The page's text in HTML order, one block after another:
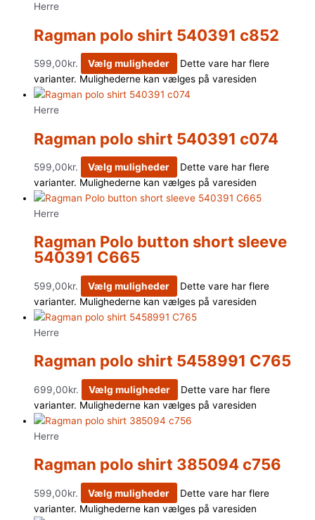
Herre
Ragman polo shirt 540391 c852
599,00kr. Vælg muligheder
Dette vare har flere
varianter. Mulighederne kan vælges på varesiden
Herre
Ragman polo shirt 540391 c074
599,00kr. Vælg muligheder
Dette vare har flere
varianter. Mulighederne kan vælges på varesiden
Herre
Ragman Polo button short sleeve
540391 C665
599,00kr. Vælg muligheder
Dette vare har flere
varianter. Mulighederne kan vælges på varesiden
Herre
Ragman polo shirt 5458991 C765
699,00kr. Vælg muligheder
Dette vare har flere
varianter. Mulighederne kan vælges på varesiden
Herre
Ragman polo shirt 385094 c756
599,00kr. Vælg muligheder
Dette vare har flere
varianter. Mulighederne kan vælges på varesiden